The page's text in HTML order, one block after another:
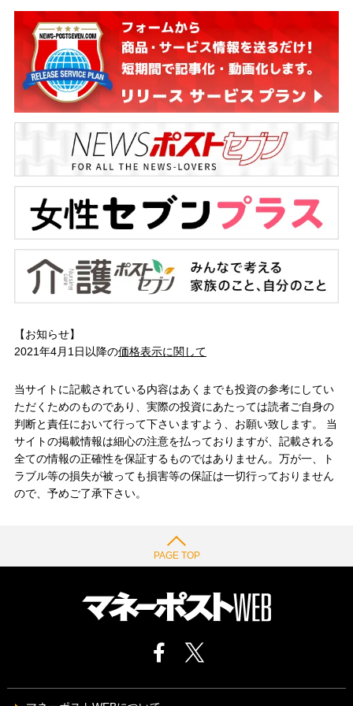
【お知らせ】
2021年4月1日以降の価格表示に関して
当サイトに記載されている内容はあくまでも投資の参考にしてい
ただくためのものであり、実際の投資にあたっては読者ご自身の
判断と責任において行って下さいますよう、お願い致します。 当
サイトの掲載情報は細心の注意を払っておりますが、記載される
全ての情報の正確性を保証するものではありません。万が一、ト
ラブル等の損失が被っても損害等の保証は一切行っておりません
ので、予めご了承下さい。
PAGE TOP